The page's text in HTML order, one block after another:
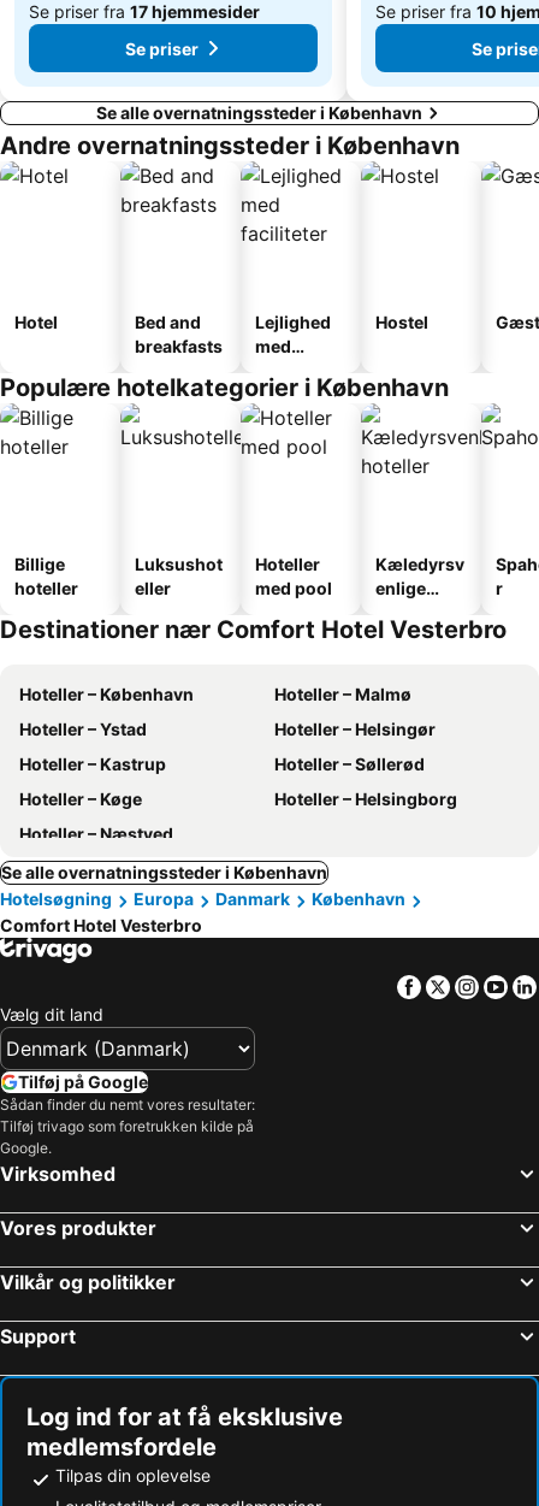
Se priser fra 17 hjemmesider
Se priser
Se priser fra 10
Se
Se alle overnatningssteder i København
Andre overnatningssteder i København
Hotel
Bed and
breakfasts
Lejlighed
med
Hostel
Populære hotelkategorier i København
Billige
hoteller
Luksushot
eller
Hoteller
med pool
Kæledyrsv
enlige
r
Destinationer nær Comfort Hotel Vesterbro
Hoteller – København
Hoteller – Malmø
Hoteller – Ystad
Hoteller – Helsingør
Hoteller – Kastrup
Hoteller – Søllerød
Hoteller – Køge
Hoteller – Helsingborg
Hoteller – Næstved
Se alle overnatningssteder i København
Hotelsøgning
Europa Danmark
København
Comfort Hotel Vesterbro
Facebook
Twitter
Vælg dit land
Tilføj på Google
Sådan finder du nemt vores resultater:
Tilføj trivago som foretrukken kilde på
Google.
Virksomhed
Vores produkter
Vilkår og politikker
Support
Log ind for at få eksklusive
medlemsfordele
Tilpas din oplevelse